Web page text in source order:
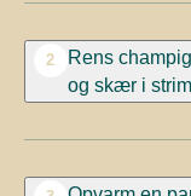
2
Rens
og skær i